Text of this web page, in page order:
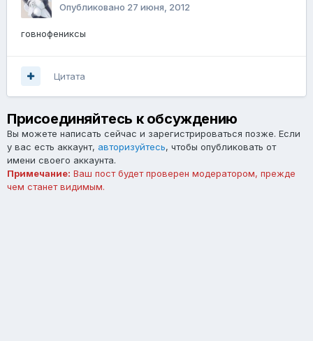
Опубликовано 27 июня, 2012
говнофениксы
Цитата
Присоединяйтесь к обсуждению
Вы можете написать сейчас и зарегистрироваться позже. Если
у вас есть аккаунт, авторизуйтесь, чтобы опубликовать от
имени своего аккаунта.
Примечание: Ваш пост будет проверен модератором, прежде
чем станет видимым.